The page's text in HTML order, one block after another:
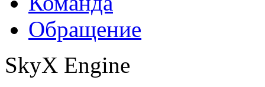
Обращение
SkyX Engine